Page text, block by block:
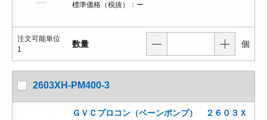
標準価格（税抜）： ー
注文可能単位
1
数量 個
2603XH-PM400-3
ＧＶＣプロコン（ベーンポンプ） ２６０３Ｘ